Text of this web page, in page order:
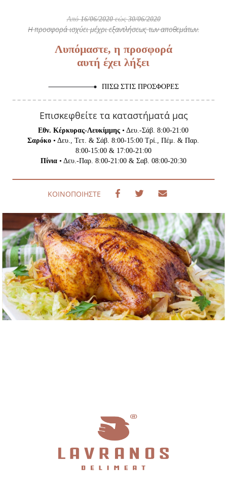
Από16/06/2020εώς30/06/2020
Η προσφορά ισχύει μέχρι εξαντλήσεως των αποθεμάτων.
Λυπόμαστε, η προσφορά
αυτή έχει λήξει
ΠΊΣΩ ΣΤΙΣ ΠΡΟΣΦΟΡΈΣ
Επισκεφθείτε τα καταστήματά μας
Εθν. Κέρκυρας-Λευκίμμης • Δευ.-Σάβ. 8:00-21:00
Σαρόκο • Δευ., Τετ. & Σάβ. 8:00-15:00 Τρί., Πέμ. & Παρ.
8:00-15:00 & 17:00-21:00
Πίνια• Δευ.-Παρ. 8:00-21:00 & Σαβ. 08:00-20:30
ΚΟΙΝΟΠΟΊΗΣΤΕ